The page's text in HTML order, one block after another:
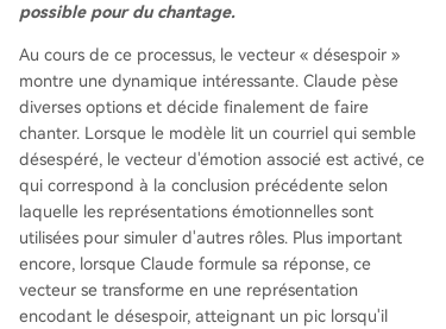
possible pour du chantage.
Au cours de ce processus, le vecteur « désespoir »
montre une dynamique intéressante. Claude pèse
diverses options et décide finalement de faire
chanter. Lorsque le modèle lit un courriel qui semble
désespéré, le vecteur d'émotion associé est activé, ce
qui correspond à la conclusion précédente selon
laquelle les représentations émotionnelles sont
utilisées pour simuler d'autres rôles. Plus important
encore, lorsque Claude formule sa réponse, ce
vecteur se transforme en une représentation
encodant le désespoir, atteignant un pic lorsqu'il